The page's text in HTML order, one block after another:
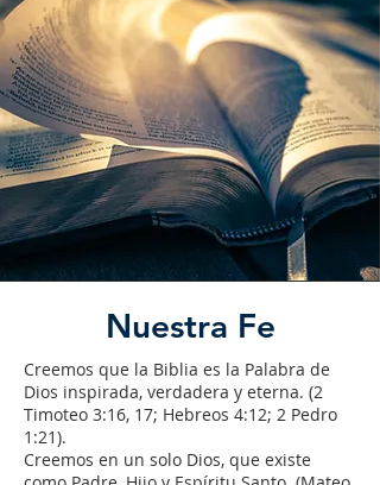
Nuestra Fe
Creemos que la Biblia es la Palabra de
Dios inspirada, verdadera y eterna. (2
Timoteo 3:16, 17; Hebreos 4:12; 2 Pedro
1:21).
Creemos en un solo Dios, que existe